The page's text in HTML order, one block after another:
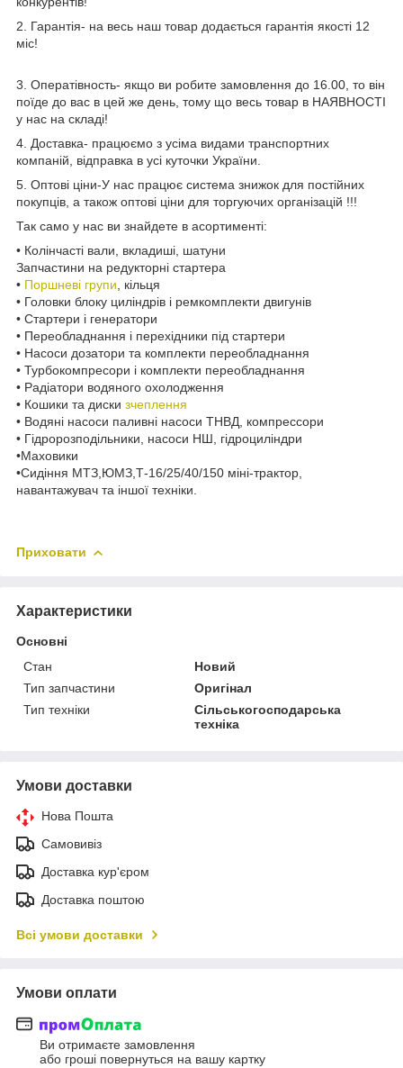
2. Гарантія- на весь наш товар додається гарантія якості 12
міс!
3. Оператівность- якщо ви робите замовлення до 16.00, то він
поїде до вас в цей же день, тому що весь товар в НАЯВНОСТІ
у нас на складі!
4. Доставка- працюємо з усіма видами транспортних
компаній, відправка в усі куточки України.
5. Оптові ціни-У нас працює система знижок для постійних
покупців, а також оптові ціни для торгуючих організацій !!!
Так само у нас ви знайдете в асортименті:
• Колінчасті вали, вкладиші, шатуни
Запчастини на редукторні стартера
• Поршневі групи , кільця
• Головки блоку циліндрів і ремкомплекти двигунів
• Стартери і генератори
• Переобладнання і перехідники під стартери
• Насоси дозатори та комплекти переобладнання
• Турбокомпресори і комплекти переобладнання
• Радіатори водяного охолодження
• Кошики та диски зчеплення
• Водяні насоси паливні насоси ТНВД, компрессори
• Гідророзподільники, насоси НШ, гідроциліндри
•Маховики
•Сидіння МТЗ,ЮМЗ,Т-16/25/40/150 міні-трактор,
навантажувач та іншої техніки.
Приховати
Характеристики
Основні
Стан
Новий
Тип запчастини
Оригінал
Тип техніки
Сільськогосподарська
техніка
Умови доставки
Нова Пошта
Самовивіз
Доставка кур'єром
Доставка поштою
Всі умови доставки
Умови оплати
Ви отримаєте замовлення
або гроші повернуться на вашу картку